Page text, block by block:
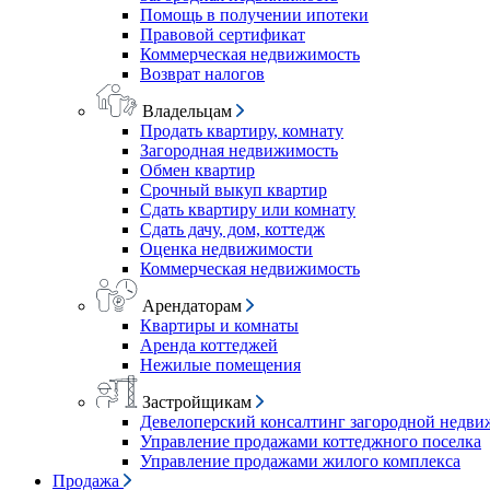
Помощь в получении ипотеки
Правовой сертификат
Коммерческая недвижимость
Возврат налогов
Владельцам
Продать квартиру, комнату
Загородная недвижимость
Обмен квартир
Срочный выкуп квартир
Сдать квартиру или комнату
Сдать дачу, дом, коттедж
Оценка недвижимости
Коммерческая недвижимость
Арендаторам
Квартиры и комнаты
Аренда коттеджей
Нежилые помещения
Застройщикам
Девелоперский консалтинг загородной
Управление продажами коттеджного поселка
Управление продажами жилого комплекса
Продажа